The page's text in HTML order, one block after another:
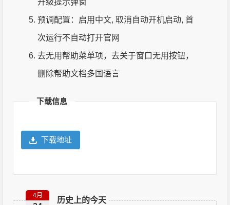
升级提示弹窗
预调配置：启用中文, 取消自动开机启动, 首
次运行不自动打开官网
去无用帮助菜单项，去关于窗口无用按钮，
删除帮助文档多国语言
下载信息
下载地址
历史上的今天
4月